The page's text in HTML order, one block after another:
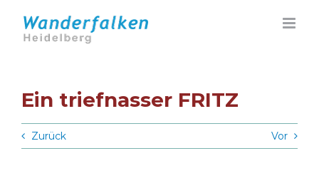
Inhalt
springen
Ein triefnasser FRITZ
Zurück Vor